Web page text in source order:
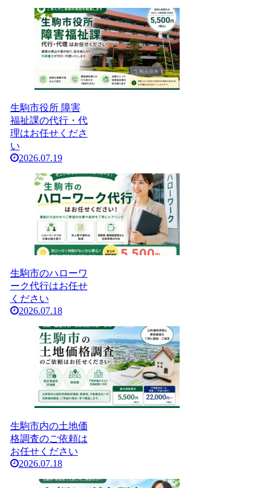
生駒市役所 障害
福祉課の代行・代
理はお任せくださ
い
2026.07.19
生駒市のハローワ
ーク代行はお任せ
ください
2026.07.18
生駒市内の土地価
格調査のご依頼は
お任せください
2026.07.18